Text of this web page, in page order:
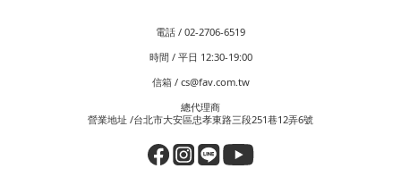
電話 / 02-2706-6519
時間 / 平日 12:30-19:00
信箱 / cs@fav.com.tw
總代理商
營業地址 /台北市大安區忠孝東路三段251巷12弄6號